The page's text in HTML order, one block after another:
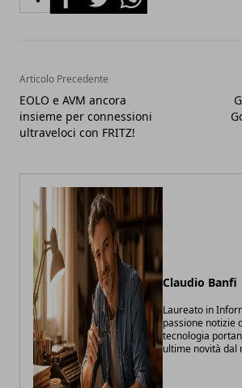
Articolo Precedente
EOLO e AVM ancora
insieme per connessioni
ultraveloci con FRITZ!
Claudio Banfi
Laureato in
passione notizie
tecnologia
ultime novità dal